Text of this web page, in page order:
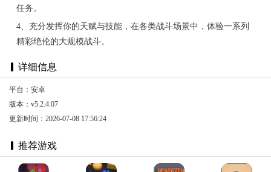
任务。
4、充分发挥你的天赋与技能，在各类战斗场景中，体验一系列
精彩绝伦的大规模战斗。
详细信息
平台：安卓
版本：v5.2.4.07
更新时间：2026-07-08 17:56:24
推荐游戏